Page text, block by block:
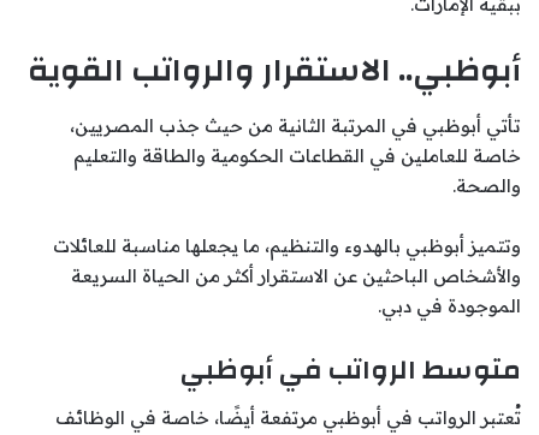
ببقية الإمارات.
أبوظبي.. الاستقرار والرواتب القوية
تأتي أبوظبي في المرتبة الثانية من حيث جذب المصريين،
خاصة للعاملين في القطاعات الحكومية والطاقة والتعليم
والصحة.
وتتميز أبوظبي بالهدوء والتنظيم، ما يجعلها مناسبة للعائلات
والأشخاص الباحثين عن الاستقرار أكثر من الحياة السريعة
الموجودة في دبي.
متوسط الرواتب في أبوظبي
تُعتبر الرواتب في أبوظبي مرتفعة أيضًا، خاصة في الوظائف